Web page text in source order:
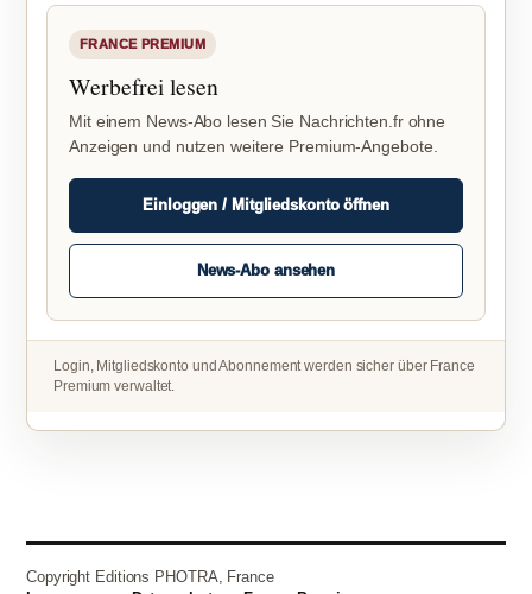
FRANCE PREMIUM
Werbefrei lesen
Mit einem News-Abo lesen Sie Nachrichten.fr ohne
Anzeigen und nutzen weitere Premium-Angebote.
Einloggen / Mitgliedskonto öffnen
News-Abo ansehen
Login, Mitgliedskonto und Abonnement werden sicher über France
Premium verwaltet.
Copyright Editions PHOTRA, France